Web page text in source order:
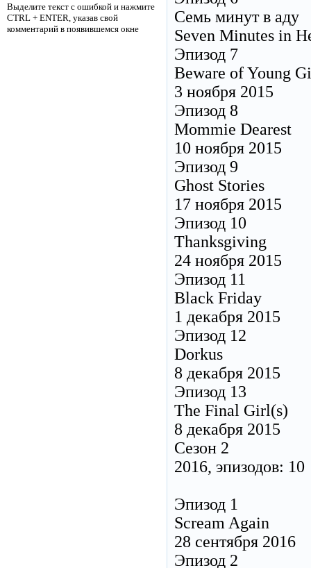
Семь минут в аду
Seven Minutes in
Эпизод 7
Beware of Young
3 ноября 2015
Эпизод 8
Mommie Dearest
10 ноября 2015
Эпизод 9
Ghost Stories
17 ноября 2015
Эпизод 10
Thanksgiving
24 ноября 2015
Эпизод 11
Black Friday
1 декабря 2015
Эпизод 12
Dorkus
8 декабря 2015
Эпизод 13
The Final Girl(s)
8 декабря 2015
Сезон 2
2016, эпизодов: 10
Эпизод 1
Scream Again
28 сентября 2016
Эпизод 2
Выделите текст с ошибкой и нажмите
CTRL + ENTER, указав свой
комментарий в появившемся окне